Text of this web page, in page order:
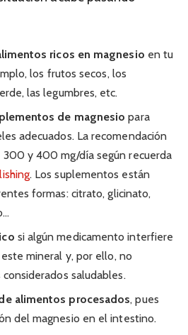
ricos en magnesio en tu
los frutos secos, los
las legumbres, etc.
de magnesio para
adecuados. La recomendación
y 400 mg/día según recuerda
. Los suplementos están
formas: citrato, glicinato,
si algún medicamento interfiere
mineral y, por ello, no
saludables.
alimentos procesados, pues
del magnesio en el intestino.